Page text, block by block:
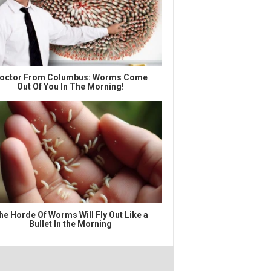
From Columbus: Worms Come
Out Of You In The Morning!
Horde Of Worms Will Fly Out Like a
Bullet In the Morning